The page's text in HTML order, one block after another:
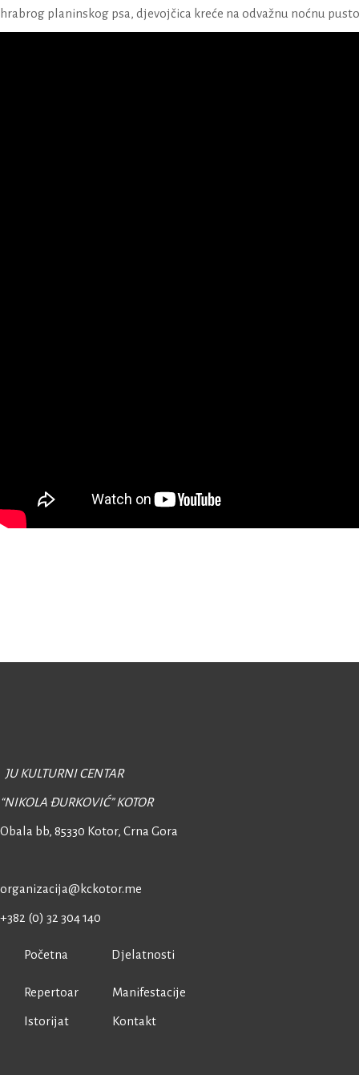
hrabrog planinskog psa, djevojčica kreće na odvažnu noćnu
JU KULTURNI CENTAR
“NIKOLA ĐURKOVIĆ” KOTOR
Obala bb, 85330 Kotor, Crna Gora
organizacija@kckotor.me
+382 (0) 32 304 140
Početna Djelatnosti
Repertoar Manifestacije
Istorijat Kontakt